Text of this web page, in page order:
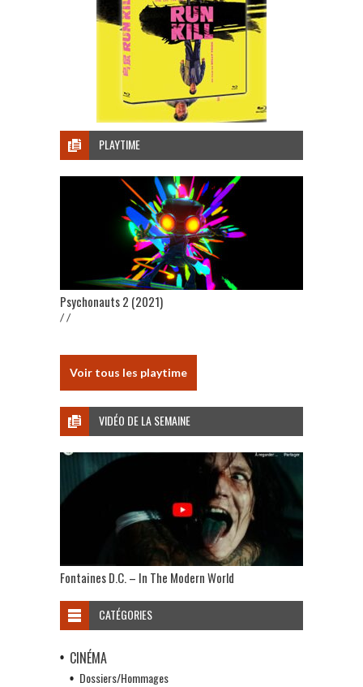
PLAYTIME
Psychonauts 2 (2021)
/ /
Voir tous les playtime
VIDÉO DE LA SEMAINE
Fontaines D.C. – In The Modern World
CATÉGORIES
CINÉMA
Dossiers/Hommages